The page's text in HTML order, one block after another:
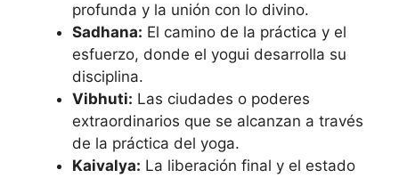
profunda y la unión con lo divino.
Sadhana: El camino de la práctica y el
esfuerzo, donde el yogui desarrolla su
disciplina.
Vibhuti: Las ciudades o poderes
extraordinarios que se alcanzan a través
de la práctica del yoga.
Kaivalya: La liberación final y el estado